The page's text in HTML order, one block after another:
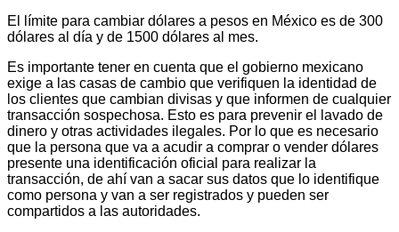
El límite para cambiar dólares a pesos en México es de 300
dólares al día y de 1500 dólares al mes.
Es importante tener en cuenta que el gobierno mexicano
exige a las casas de cambio que verifiquen la identidad de
los clientes que cambian divisas y que informen de cualquier
transacción sospechosa. Esto es para prevenir el lavado de
dinero y otras actividades ilegales. Por lo que es necesario
que la persona que va a acudir a comprar o vender dólares
presente una identificación oficial para realizar la
transacción, de ahí van a sacar sus datos que lo identifique
como persona y van a ser registrados y pueden ser
compartidos a las autoridades.